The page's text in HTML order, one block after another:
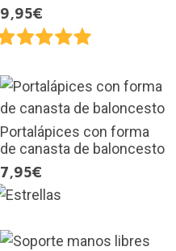
9,95€
Portalápices con forma
de canasta de baloncesto
7,95€